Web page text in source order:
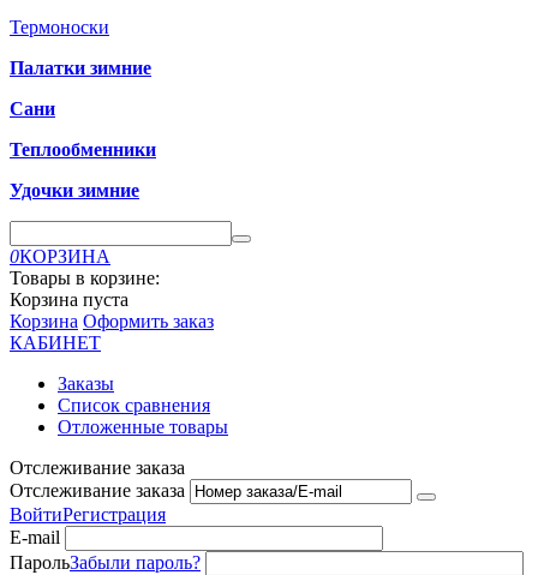
Термоноски
Палатки зимние
Сани
Теплообменники
Удочки зимние
0КОРЗИНА
Товары в корзине:
Корзина пуста
Корзина Оформить заказ
КАБИНЕТ
Заказы
Список сравнения
Отложенные товары
Отслеживание заказа
Отслеживание заказа
ВойтиРегистрация
E-mail
ПарольЗабыли пароль?